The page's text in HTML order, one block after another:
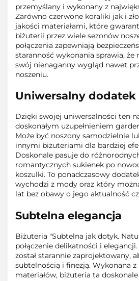
przemyślany i wykonany z
Zarówno czerwone koraliki jak i
jakości materiałami, które
biżuterii przez wiele sezonów
połączenia zapewniają
staranność wykonania sprawia, że
swój nienaganny wygląd nawet
noszeniu.
Uniwersalny dodatek
Dzięki swojej uniwersalności ten
doskonałym uzupełnieniem
Może być noszony samodzielnie
innymi biżuteriami dla bardziej
Doskonale pasuje do
romantycznych sukienek po
koszulki. To ponadczasowy
wychodzi z mody oraz który
lat bez obawy o jego aktualność
Subtelna elegancja
Biżuteria "Subtelna jak dotyk.
połączenie delikatności i
został starannie zaprojektowany,
subtelnością i finezją. Wykonana z
materiałów, biżuteria ta